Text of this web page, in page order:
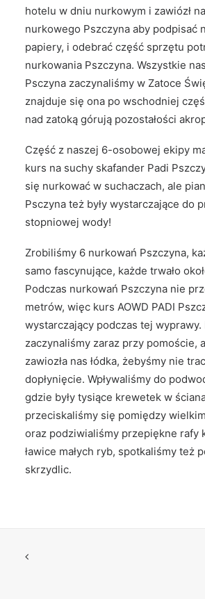
hotelu w dniu nurkowym i zawiózł
nurkowego Pszczyna aby podpisać
papiery, i odebrać część sprzętu
nurkowania Pszczyna. Wszystkie
Psczyna zaczynaliśmy w Zatoce
znajduje się ona po wschodniej
nad zatoką górują pozostałości
Część z naszej 6-osobowej ekipy
kurs na suchy skafander Padi
się nurkować w suchaczach, ale
Psczyna też były wystarczające do
stopniowej wody!
Zrobiliśmy 6 nurkowań Pszczyna,
samo fascynujące, każde trwało
Podczas nurkowań Pszczyna nie
metrów, więc kurs AOWD PADI
wystarczający podczas tej wyprawy.
zaczynaliśmy zaraz przy pomoście,
zawiozła nas łódka, żebyśmy nie
dopłynięcie. Wpływaliśmy do
gdzie były tysiące krewetek w
przeciskaliśmy się pomiędzy
oraz podziwialiśmy przepiękne rafy
ławice małych ryb, spotkaliśmy też
skrzydlic.